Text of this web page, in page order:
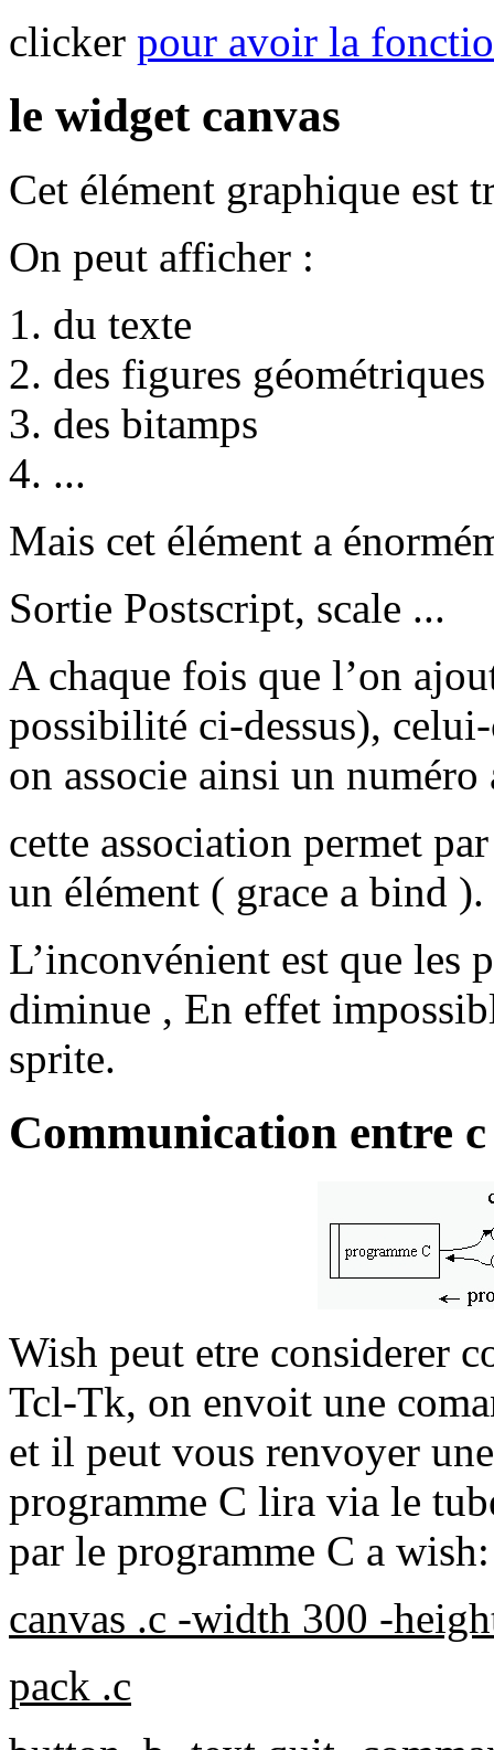
clicker pour avoir la
le widget canvas
Cet élément graphique est
On peut afficher :
du texte
des figures
des bitamps
...
Mais cet élément a
Sortie Postscript, scale ...
A chaque fois que l’on
possibilité ci-dessus),
on associe ainsi un
cette association permet
un élément ( grace a bind ).
L’inconvénient est que les
diminue , En effet
sprite.
Communication entre
Wish peut etre considerer
Tcl-Tk, on envoit une
et il peut vous renvoyer
programme C lira via le
par le programme C a wish:
canvas .c -width 300 -
pack .c